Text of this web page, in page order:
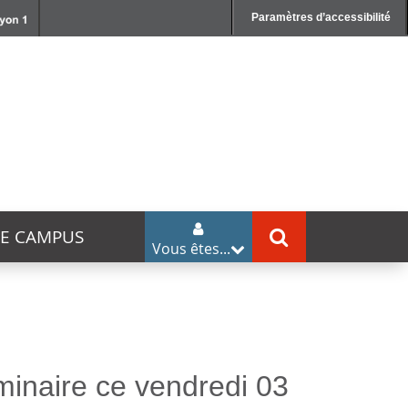
Paramètres d’accessibilité
CAMPUS Vous êtes...
ce vendredi 03